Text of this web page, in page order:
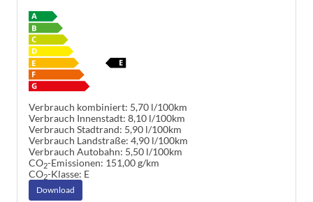
Verbrauch kombiniert: 5,70 l/100km
Verbrauch Innenstadt: 8,10 l/100km
Verbrauch Stadtrand: 5,90 l/100km
Verbrauch Landstraße: 4,90 l/100km
Verbrauch Autobahn: 5,50 l/100km
CO2-Emissionen: 151,00 g/km
CO2-Klasse: E
Download